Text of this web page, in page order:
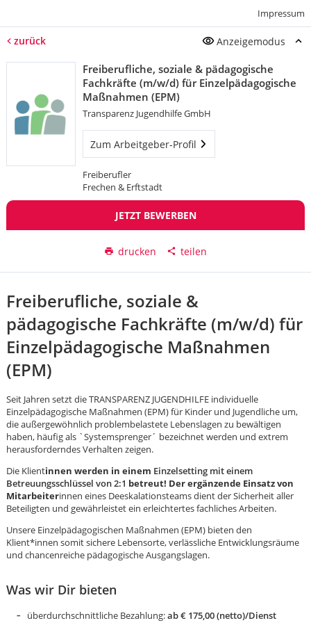
Impressum
zurück Anzeigemodus
Freiberufliche, soziale & pädagogische
Fachkräfte (m/w/d) für Einzelpädagogische
Maßnahmen (EPM)
Transparenz Jugendhilfe GmbH
Zum Arbeitgeber-Profil
Freiberufler
Frechen & Erftstadt
JETZT BEWERBEN
drucken teilen
Freiberufliche, soziale &
pädagogische Fachkräfte (m/w/d) für
Einzelpädagogische Maßnahmen
(EPM)
Seit Jahren setzt die TRANSPARENZ JUGENDHILFE individuelle
Einzelpädagogische Maßnahmen (EPM) für Kinder und Jugendliche um,
die außergewöhnlich problembelastete Lebenslagen zu bewältigen
haben, häufig als `Systemsprenger´ bezeichnet werden und extrem
herausforderndes Verhalten zeigen.
Die Klientinnen werden in einem Einzelsetting mit einem
Betreuungsschlüssel von 2:1 betreut! Der ergänzende Einsatz von
Mitarbeiterinnen eines Deeskalationsteams dient der Sicherheit aller
Beteiligten und gewährleistet ein erleichtertes fachliches Arbeiten.
Unsere Einzelpädagogischen Maßnahmen (EPM) bieten den
Klient*innen somit sichere Lebensorte, verlässliche Entwicklungsräume
und chancenreiche pädagogische Ausgangslagen.
Was wir Dir bieten
überdurchschnittliche Bezahlung:ab € 175,00 (netto)/Dienst